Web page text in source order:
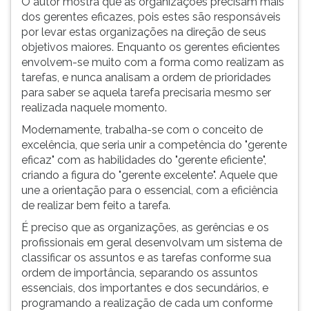
dos gerentes eficazes, pois estes são responsáveis
por levar estas organizações na direção de seus
objetivos maiores. Enquanto os gerentes eficientes
envolvem-se muito com a forma como realizam as
tarefas, e nunca analisam a ordem de prioridades
para saber se aquela tarefa precisaria mesmo ser
realizada naquele momento.
Modernamente, trabalha-se com o conceito de
excelência, que seria unir a competência do "gerente
eficaz" com as habilidades do "gerente eficiente",
criando a figura do "gerente excelente". Aquele que
une a orientação para o essencial, com a eficiência
de realizar bem feito a tarefa.
É preciso que as organizações, as gerências e os
profissionais em geral desenvolvam um sistema de
classificar os assuntos e as tarefas conforme sua
ordem de importância, separando os assuntos
essenciais, dos importantes e dos secundários, e
programando a realização de cada um conforme